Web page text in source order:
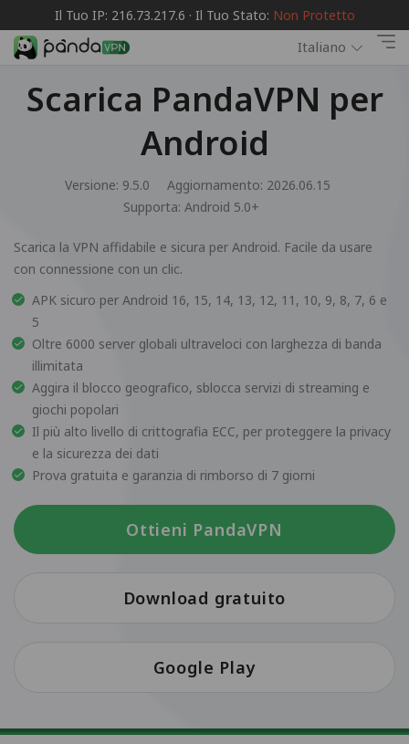
Il Tuo IP: 216.73.217.6 · Il Tuo Stato: Non Protetto
Italiano
Scarica PandaVPN per
Android
Versione: 9.5.0
Aggiornamento: 2026.06.15
Supporta: Android 5.0+
Scarica la VPN affidabile e sicura per Android. Facile da usare
con connessione con un clic.
APK sicuro per Android 16, 15, 14, 13, 12, 11, 10, 9, 8, 7, 6 e
5
Oltre 6000 server globali ultraveloci con larghezza di banda
illimitata
Aggira il blocco geografico, sblocca servizi di streaming e
giochi popolari
Il più alto livello di crittografia ECC, per proteggere la privacy
e la sicurezza dei dati
Prova gratuita e garanzia di rimborso di 7 giorni
Ottieni PandaVPN
Download gratuito
Google Play